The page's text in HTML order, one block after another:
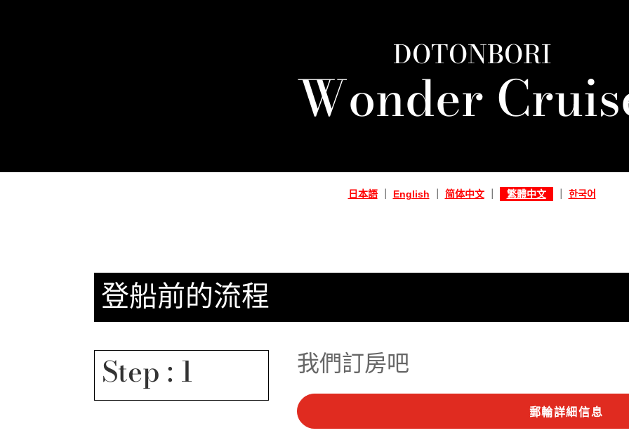
DOTONBORI
Wonder
日本語｜ English 简体中文｜ 繁體中文 한국어
登船前的流程
Step : 1 我們訂房吧
郵輪詳細信息